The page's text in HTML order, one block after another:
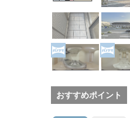
おすすめポイント